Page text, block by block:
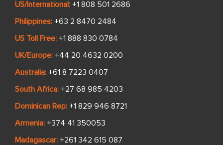
US/International: +1 808 501 2686
Philippines: +63 2 8470 2484
US Toll Free: +1 888 830 0784
UK/Europe: +44 20 4632 0200
Australia: +61 8 7223 0407
South Africa: +27 68 985 4203
Dominican Rep: +1 829 946 8721
Armenia: +374 41 350053
Madagascar: +261 342 615 087